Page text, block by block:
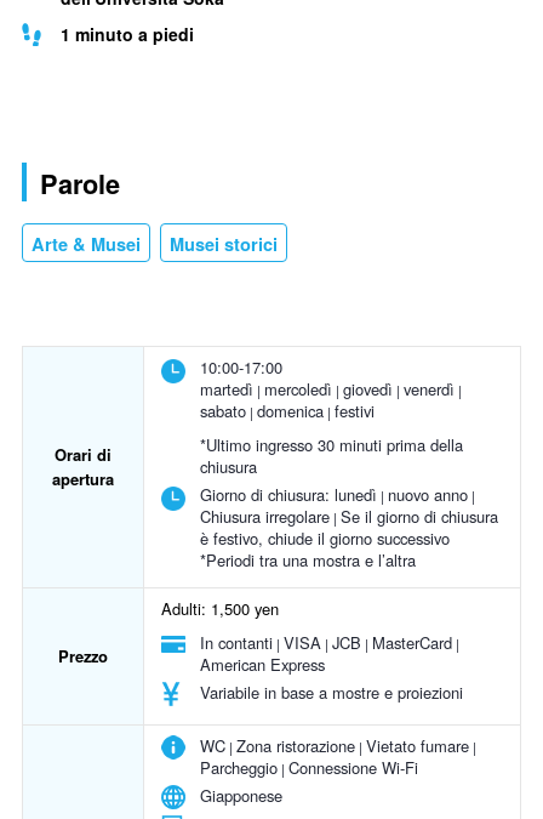
1 minuto a piedi
Parole
Arte & Musei Musei storici
Orari di
apertura
10:00-17:00
martedì mercoledì giovedì venerdì
sabato domenica festivi
*Ultimo ingresso 30 minuti prima della
chiusura
Giorno di chiusura: lunedì nuovo anno
Chiusura irregolare Se il giorno di chiusura
è festivo, chiude il giorno successivo
*Periodi tra una mostra e l’altra
Prezzo
Adulti: 1,500 yen
In contanti VISA JCB MasterCard
American Express
Variabile in base a mostre e proiezioni
WC Zona ristorazione Vietato fumare
Parcheggio Connessione Wi-Fi
Giapponese